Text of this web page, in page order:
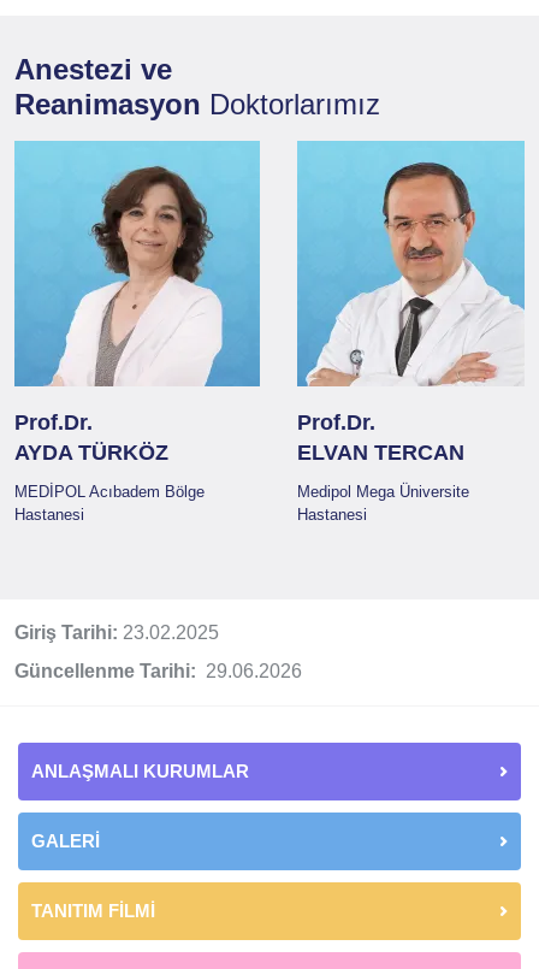
Anestezi ve
Reanimasyon Doktorlarımız
Prof.Dr.
AYDA TÜRKÖZ
MEDİPOL Acıbadem Bölge
Hastanesi
Prof.Dr.
ELVAN TERCAN
Medipol Mega Üniversite
Hastanesi
Giriş Tarihi: 23.02.2025
Güncellenme Tarihi: 29.06.2026
ANLAŞMALI KURUMLAR
GALERİ
TANITIM FİLMİ